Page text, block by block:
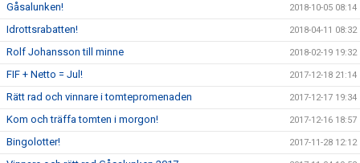
Gåsalunken! 2018-10-05 08:14
Idrottsrabatten! 2018-04-11 08:32
Rolf Johansson till minne 2018-02-19 19:32
FIF + Netto = Jul! 2017-12-18 21:14
Rätt rad och vinnare i tomtepromenaden 2017-12-17 19:34
Kom och träffa tomten i morgon! 2017-12-16 18:57
Bingolotter! 2017-11-28 12:12